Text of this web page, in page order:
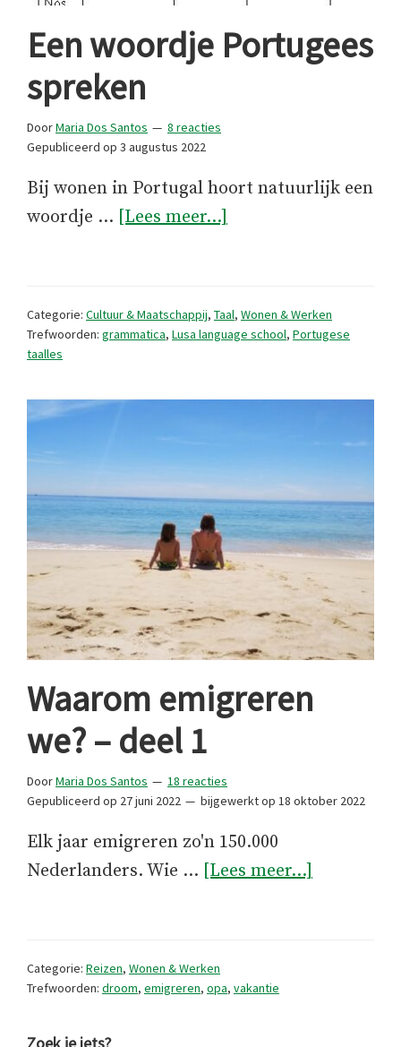
Een woordje Portugees
spreken
DoorMaria Dos Santos
8 reacties
Gepubliceerd op 3 augustus 2022
Bij wonen in Portugal hoort natuurlijk een
woordje … [Lees meer...]
Categorie: Cultuur & Maatschappij, Taal, Wonen & Werken
Trefwoorden: grammatica, Lusa language school, Portugese
taalles
Waarom emigreren
we? – deel 1
DoorMaria Dos Santos
18 reacties
Gepubliceerd op 27 juni 2022 bijgewerkt op 18 oktober 2022
Elk jaar emigreren zo'n 150.000
Nederlanders. Wie … [Lees meer...]
Categorie: Reizen, Wonen & Werken
Trefwoorden: droom, emigreren, opa, vakantie